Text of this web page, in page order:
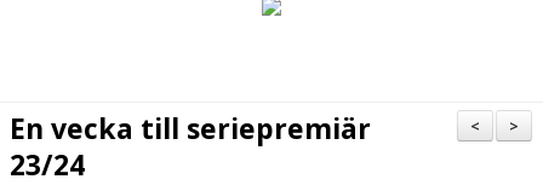
INNEBANDY PLAY
>
<
En vecka till seriepremiär
23/24